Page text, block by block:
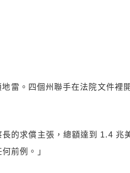
雷。四個州聯手在法院文件裡
的求償主張，總額達到 1.4 兆
前例。」